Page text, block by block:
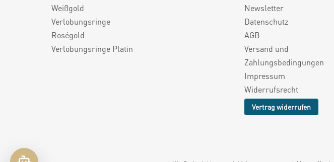
Weißgold
Verlobungsringe
Roségold
Verlobungsringe Platin
Newsletter
Datenschutz
AGB
Versand und
Zahlungsbedingungen
Impressum
Widerrufsrecht
Vertrag widerrufen